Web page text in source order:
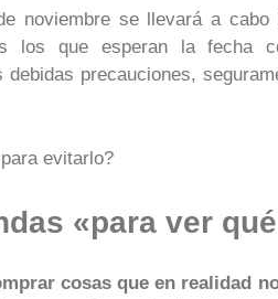
noviembre se llevará a cabo
los que esperan la fecha
precauciones,
evitarlo?
«para ver
cosas que en realidad